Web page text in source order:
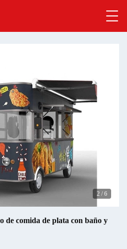
2 / 6
de comida de plata con baño y